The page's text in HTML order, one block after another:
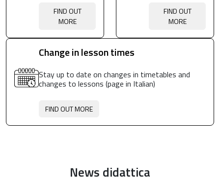
FIND OUT
MORE
FIND OUT
MORE
Change in lesson times
Stay up to date on changes in timetables and
changes to lessons (page in Italian)
FIND OUT MORE
News didattica